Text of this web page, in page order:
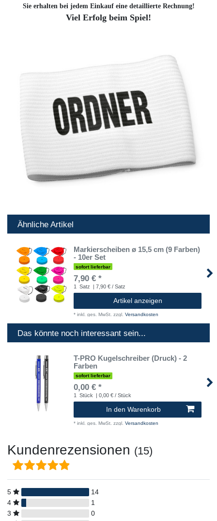
Sie erhalten bei jedem Einkauf eine detaillierte Rechnung!
Viel Erfolg beim Spiel!
Ähnliche Artikel
Markierscheiben ø 15,5 cm (9 Farben)
- 10er Set
sofort lieferbar
7,90 € *
1 Satz | 7,90 € / Satz
Artikel anzeigen
* inkl. ges. MwSt. zzgl. Versandkosten
Das könnte noch interessant sein...
T-PRO Kugelschreiber (Druck) - 2
Farben
sofort lieferbar
0,00 € *
1 Stück | 0,00 € / Stück
In den Warenkorb
* inkl. ges. MwSt. zzgl. Versandkosten
Kundenrezensionen (15)
5
14
4
1
3
0